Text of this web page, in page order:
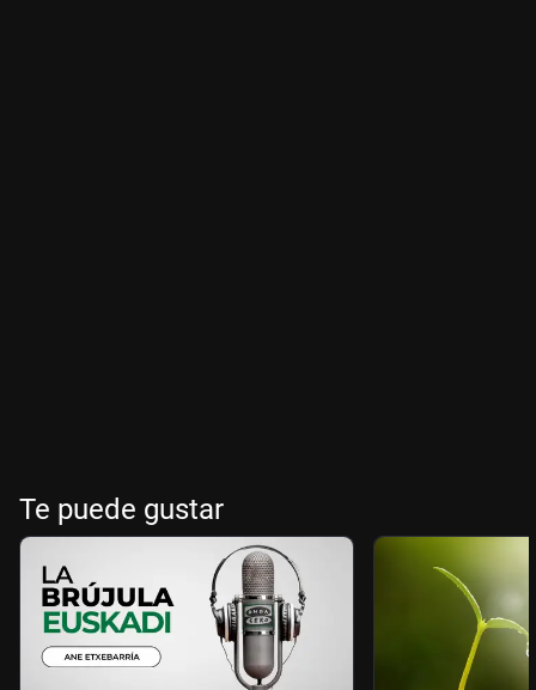
Te puede gustar